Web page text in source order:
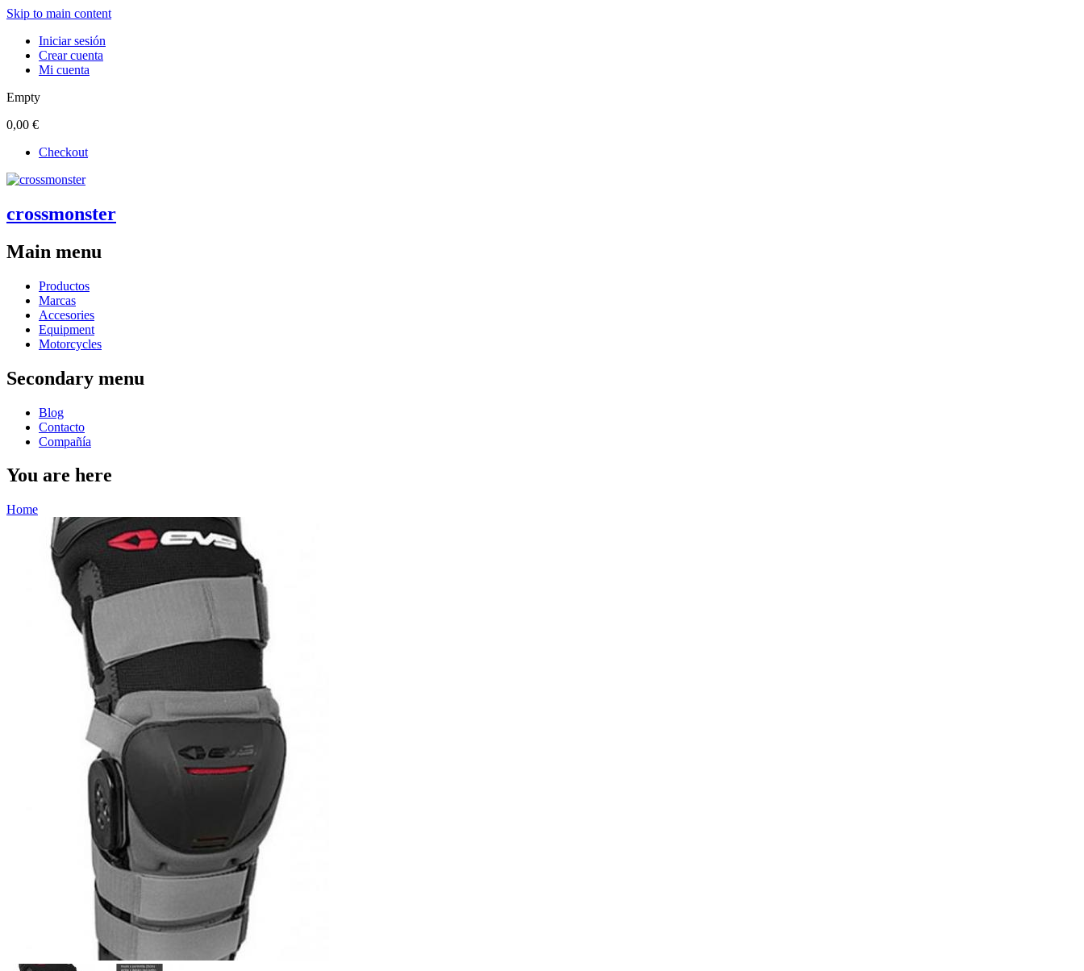
Skip to main content
Iniciar sesión
Crear cuenta
Mi cuenta
Empty
0,00 €
Checkout
crossmonster
Main menu
Productos
Marcas
Accesories
Equipment
Motorcycles
Secondary menu
Blog
Contacto
Compañía
You are here
Home